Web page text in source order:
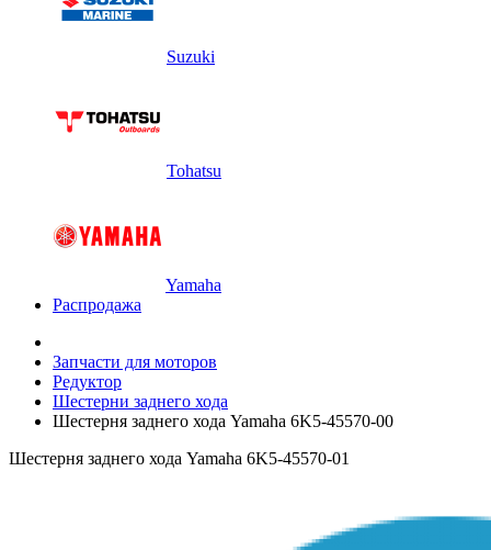
Suzuki
Tohatsu
Yamaha
Распродажа
Запчасти для моторов
Редуктор
Шестерни заднего хода
Шестерня заднего хода Yamaha 6K5-45570-00
Шестерня заднего хода Yamaha 6K5-45570-01